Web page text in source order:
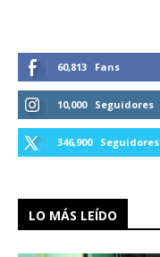
60,813 Fans
10,000 Seguidores
346,900 Seguidores
LO MÁS LEÍDO